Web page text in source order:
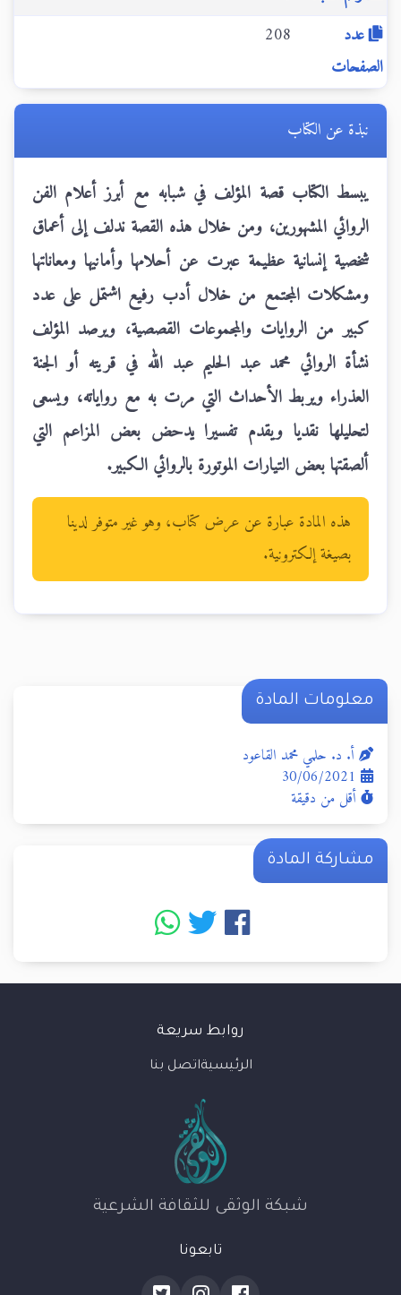
عدد
الصفحات
208
نبذة عن الكتاب
يبسط الكتاب قصة المؤلف في شبابه مع أبرز أعلام الفن
الروائي المشهورين، ومن خلال هذه القصة ندلف إلى أعماق
شخصية إنسانية عظيمة عبرت عن أحلامها وأمانيها ومعاناتها
ومشكلات المجتمع من خلال أدب رفيع اشتمل على عدد
كبير من الروايات والمجموعات القصصية، ويرصد المؤلف
نشأة الروائي محمد عبد الحليم عبد الله في قريته أو الجنة
العذراء ويربط الأحداث التي مرت به مع رواياته، ويسعى
لتحليلها نقديا ويقدم تفسيرا يدحض بعض المزاعم التي
ألصقتها بعض التيارات الموتورة بالروائي الكبير.
هذه المادة عبارة عن عرض كتاب، وهو غير متوفر لدينا
بصيغة إلكترونية.
معلومات المادة
أ. د. حلمي محمد القاعود
أقل من دقيقة
مشاركة المادة
روابط سريعة
الرئيسيةاتصل بنا
شبكة الوثقى للثقافة الشرعية
تابعونا